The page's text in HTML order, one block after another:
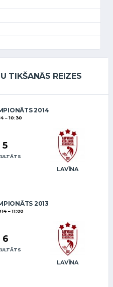
TIKŠANĀS REIZES
2014
10:30
LAVĪNA
5
2013
11:00
LAVĪNA
6